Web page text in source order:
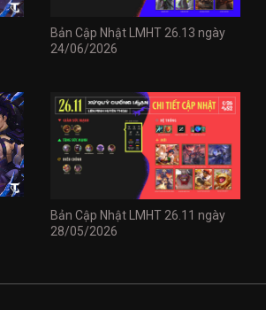
Bản Cập Nhật LMHT 26.13 ngày
24/06/2026
Bản Cập Nhật LMHT 26.11 ngày
28/05/2026